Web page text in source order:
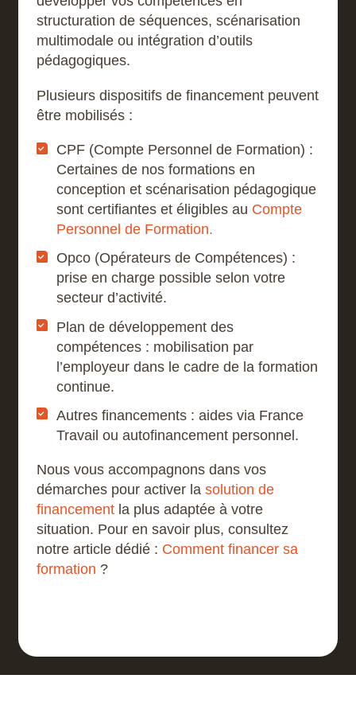
structuration de séquences, scénarisation
multimodale ou intégration d’outils
pédagogiques.
Plusieurs dispositifs de financement peuvent
être mobilisés :
CPF (Compte Personnel de Formation) :
Certaines de nos formations en
conception et scénarisation pédagogique
sont certifiantes et éligibles au Compte
Personnel de Formation.
Opco (Opérateurs de Compétences) :
prise en charge possible selon votre
secteur d’activité.
Plan de développement des
compétences : mobilisation par
l’employeur dans le cadre de la formation
continue.
Autres financements : aides via France
Travail ou autofinancement personnel.
Nous vous accompagnons dans vos
démarches pour activer la solution de
financementla plus adaptée à votre
situation. Pour en savoir plus, consultez
notre article dédié : Comment financer sa
formation ?